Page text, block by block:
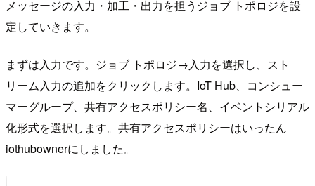
メッセージの入力・加工・出力を担うジョブ トポロジを設
定していきます。
まずは入力です。ジョブ トポロジ→入力を選択し、スト
リーム入力の追加をクリックします。IoT Hub、コンシュー
マーグループ、共有アクセスポリシー名、イベントシリアル
化形式を選択します。共有アクセスポリシーはいったん
iothubownerにしました。